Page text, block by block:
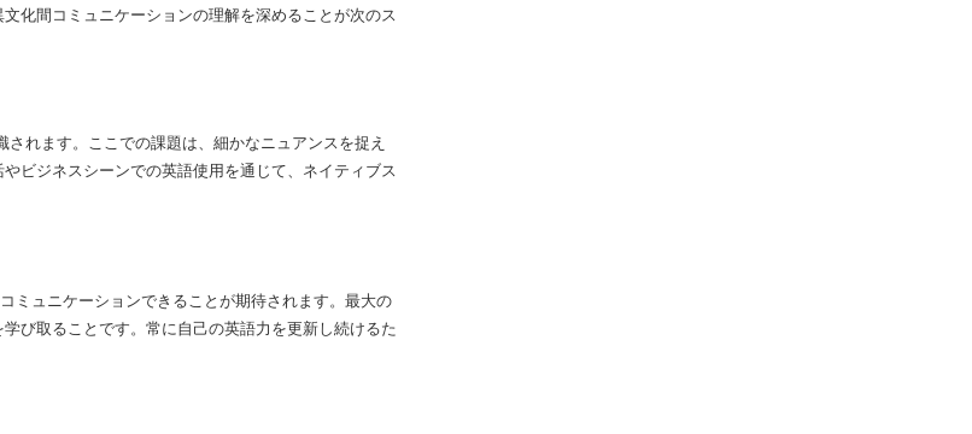
化間コミュニケーションの理解を深めることが次のス
れます。ここでの課題は、細かなニュアンスを捉え
ビジネスシーンでの英語使用を通じて、ネイティブス
ミュニケーションできることが期待されます。最大の
び取ることです。常に自己の英語力を更新し続けるた